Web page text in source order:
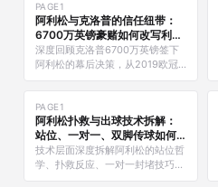
PAGE1
阿利松与克洛普的信任纽带：
6700万英镑豪赌如何改写利物
浦历史
深度回顾克洛普6700万英镑签下
阿利松的幕后决策，从2019欧冠
夺冠到英超首冠，剖析这对师徒搭
档如何彻底改变利物浦防守基因，
以及克洛普离别时刻的动人故事。
PAGE1
阿利松扑救与出球技术拆解：
站位、一对一、双脚传球如何
重新定义门将标准
技术层面深度拆解阿利松的站位哲
学、扑救反应、一对一封堵技巧、
双脚出球能力与长传精度，解析他